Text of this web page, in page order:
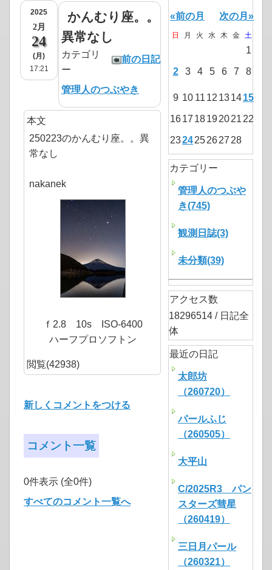
2025
2月
24
(月)
17:21
かんむり座。。
異常なし
前の日記
カテゴリ
ー
管理人のつぶやき
本文
250223のかんむり座。。異
常なし
nakanek
ｆ2.8 10s ISO-6400
ハーフプロソフトン
閲覧(42938)
新しくコメントをつける
コメント一覧
0件表示 (全0件)
すべてのコメント一覧へ
«前の月 次の月»
日 月 火 水 木 金 土
1
2 3 4 5 6 7 8
9 10 11 12 131415
1617 18192021 22
2324252627 28
カテゴリー
管理人のつぶや
き(745)
観測日誌(3)
未分類(39)
アクセス数
18296514 / 日記全
体
最近の日記
太郎坊
（260720）
パールふじ
（260505）
大平山
C/2025R3 パン
スターズ彗星
（260419）
三日月パール
（260321）